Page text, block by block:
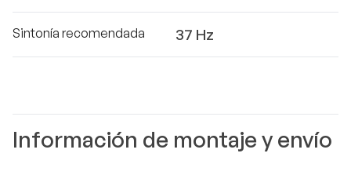
Sintonía recomendada 37 Hz
Información de montaje y envío